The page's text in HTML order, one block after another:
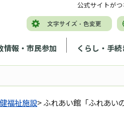
情報・市民参加 くらし・手
公式サイトが
福祉施設> ふれあい館「ふれあい